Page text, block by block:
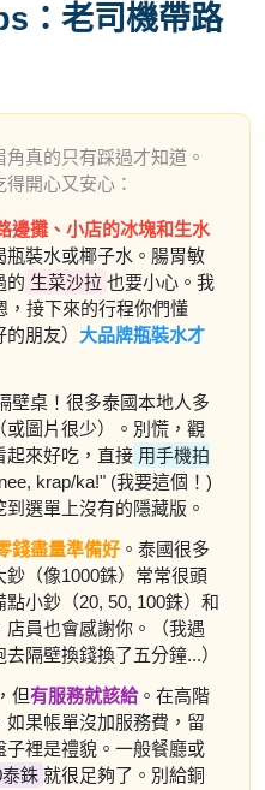
：老司機帶路
角真的只有踩過才知道。
開心又安心：
邊攤、小店的冰塊和生水
瓶裝水或椰子水。腸胃敏
的 生菜沙拉 也要小心。我
，接下來的行程你們懂
朋友） 大品牌瓶裝水才
壁桌！很多泰國本地人多
（或圖片很少）。別慌，觀
起來好吃，直接 用手機拍
krap/ka!" (我要這個！)
選單上沒有的隱藏版。
錢盡量準備好 。泰國很多
（像1000銖）常常很頭
小鈔（20, 50, 100銖）和
員也會感謝你。（我遇
隔壁換錢換了五分鐘...）
但有服務就該給。在高階
如果帳單沒加服務費，留
裡是禮貌。一般餐廳或
銖 就很足夠了。別給銅